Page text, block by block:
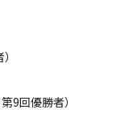
9回優勝者）